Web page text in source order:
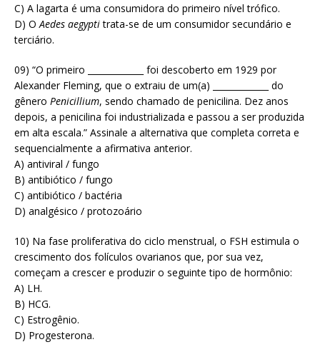
C) A lagarta é uma consumidora do primeiro nível trófico.
D) OAedes aegyptitrata-se de um consumidor secundário e
terciário.
09) “O primeiro _____________ foi descoberto em 1929 por
Alexander Fleming, que o extraiu de um(a) _____________ do
gênero Penicillium, sendo chamado de penicilina. Dez anos
depois, a penicilina foi industrializada e passou a ser produzida
em alta escala.” Assinale a alternativa que completa correta e
sequencialmente a afirmativa anterior.
A) antiviral / fungo
B) antibiótico / fungo
C) antibiótico / bactéria
D) analgésico / protozoário
10) Na fase proliferativa do ciclo menstrual, o FSH estimula o
crescimento dos folículos ovarianos que, por sua vez,
começam a crescer e produzir o seguinte tipo de hormônio:
A) LH.
B) HCG.
C) Estrogênio.
D) Progesterona.